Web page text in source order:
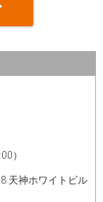
）
天神ホワイトビル